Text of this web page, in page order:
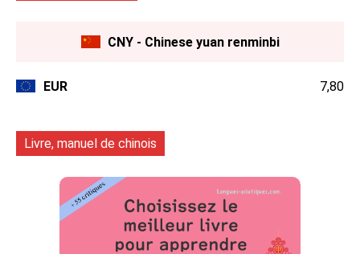
CNY - Chinese yuan renminbi
EUR 7,80
Livre, manuel de chinois